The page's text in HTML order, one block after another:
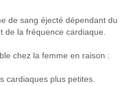
de sang éjecté dépendant du
de la fréquence cardiaque.
chez la femme en raison :
cardiaques plus petites.